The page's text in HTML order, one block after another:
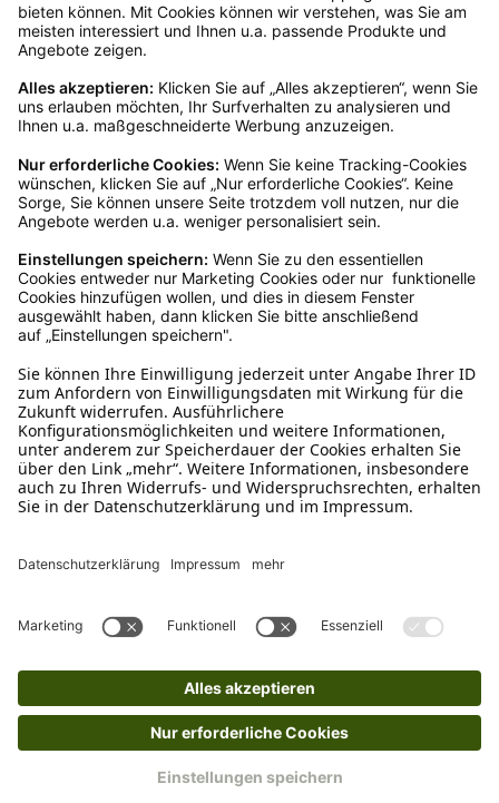
Rücksendeetikett auf das Paket. Dieses kannst du
dir in deinem Kundenkonto anfordern. Hast du als
verkauf@schecker.de oder rufe zu unseren
Servicezeiten an, dann lassen wir dir ein
Kundenservice
Mo – Fr 9 – 17 Uhr, Sa 9 – 13 Uhr
Ruf uns an
04942-60 64 080
Schreibe uns
+49 1520 8997191
Tritt unserem Newsletter bei